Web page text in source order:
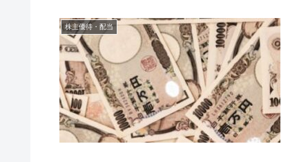
株主優待・配当